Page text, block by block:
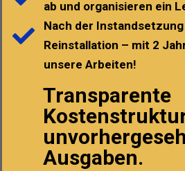
ab und organisieren ein
Nach der
Reinstallation – mit 2
unsere Arbeiten!
Transparente
Ausgaben.